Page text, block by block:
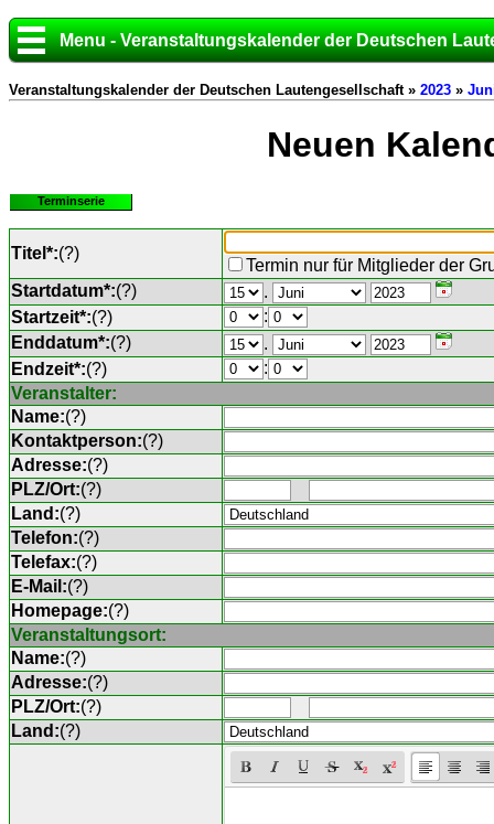
Menu - Veranstaltungskalender der Deutschen
Veranstaltungskalender der Deutschen Lautengesellschaft » 2023 »
Neuen
Terminserie
Titel*:(?)
Termin nur für Mitglieder der
Startdatum*:(?)
.
Startzeit*:(?)
:
Enddatum*:(?)
.
Endzeit*:(?)
:
Veranstalter:
Name:(?)
Kontaktperson:(?)
Adresse:(?)
PLZ/Ort:(?)
Land:(?)
Telefon:(?)
Telefax:(?)
E-Mail:(?)
Homepage:(?)
Veranstaltungsort:
Name:(?)
Adresse:(?)
PLZ/Ort:(?)
Land:(?)